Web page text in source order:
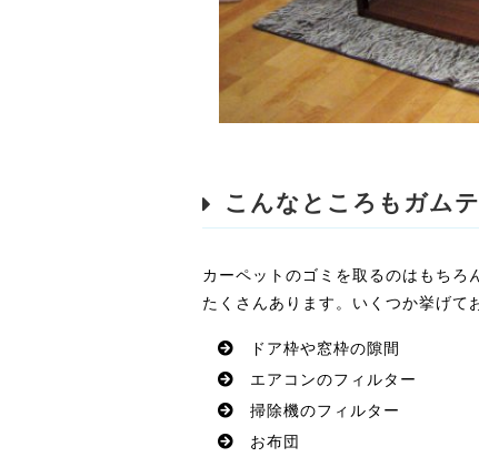
こんなところもガム
カーペットのゴミを取るのはもちろ
たくさんあります。いくつか挙げて
ドア枠や窓枠の隙間
エアコンのフィルター
掃除機のフィルター
お布団